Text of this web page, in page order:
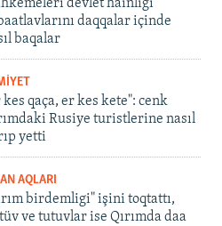
devlet hainligi
daqqalar içinde
baqalar
kes qaça, er kes kete": cenk
Rusiye turistlerine nasıl
yetti
AQLARI
birdemligi" işini toqtattı,
ve tutuvlar ise Qırımda daa